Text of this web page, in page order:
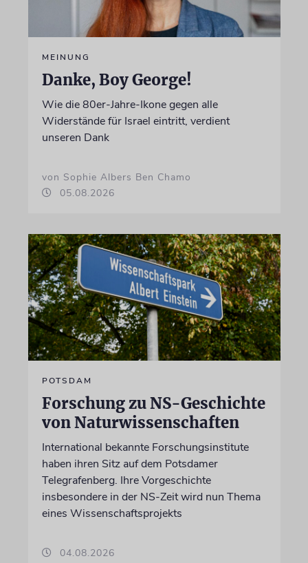
MEINUNG
Danke, Boy George!
Wie die 80er-Jahre-Ikone gegen alle
Widerstände für Israel eintritt, verdient
unseren Dank
von Sophie Albers Ben Chamo
05.08.2026
POTSDAM
Forschung zu NS-Geschichte
von Naturwissenschaften
International bekannte Forschungsinstitute
haben ihren Sitz auf dem Potsdamer
Telegrafenberg. Ihre Vorgeschichte
insbesondere in der NS-Zeit wird nun Thema
eines Wissenschaftsprojekts
04.08.2026